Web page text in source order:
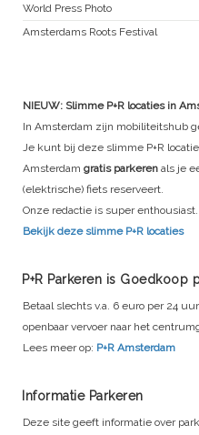
World Press Photo
Amsterdams Roots Festival
NIEUW: Slimme P+R locaties in
In Amsterdam zijn mobiliteitshub
Je kunt bij deze slimme P+R
Amsterdam gratis parkeren als je
(elektrische) fiets reserveert.
Onze redactie is super enthousiast.
Bekijk deze slimme P+R locaties
P+R Parkeren is Goedkoop
Betaal slechts v.a. 6 euro per 24
openbaar vervoer naar het
Lees meer op: P+R Amsterdam
Informatie Parkeren
Deze site geeft informatie over